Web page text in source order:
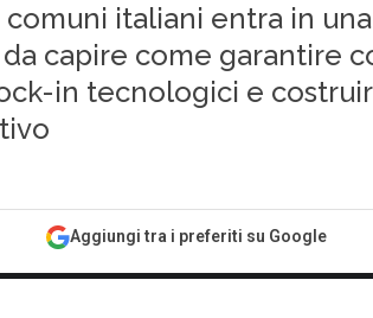
italiani entra in
da capire come garantire
in tecnologici e
Aggiungi tra i preferiti su Google